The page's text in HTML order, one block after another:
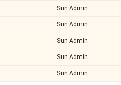
Sun Admin
Sun Admin
Sun Admin
Sun Admin
Sun Admin